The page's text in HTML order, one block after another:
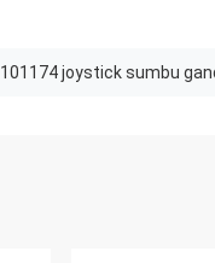
101174 joystick sumbu